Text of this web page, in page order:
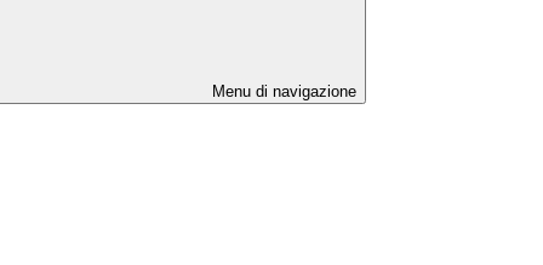
Menu di navigazione